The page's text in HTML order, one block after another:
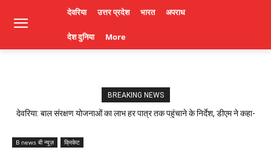
देवरिया उत्तर प्रदेश भारत अपराध
देश दुनिया More
BREAKING NEWS
देवरिया: बाल संरक्षण योजनाओं का लाभ हर पात्र तक पहुंचाने के निर्देश, डीएम ने कहा-
B news बी न्यूज़ क्रिकेट